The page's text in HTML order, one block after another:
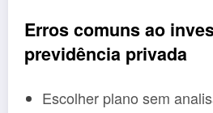
Erros comuns ao
previdência privada
Escolher plano sem